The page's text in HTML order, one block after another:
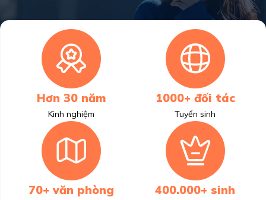
Hơn 30 năm
Kinh nghiệm
1000+ đối tác
Tuyển sinh
70+ văn phòng
400.000+ sinh